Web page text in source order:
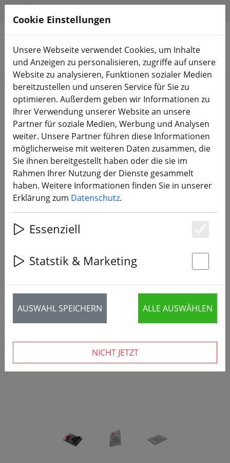
Produkte suchen
Start Bauteile Zubehör
SpeedyBee BT Nano 3 Wireless FC
Modul
‹ ›
17% SPAREN
Cookie Einstellungen
Unsere Webseite verwendet Cookies, um Inhalte
und Anzeigen zu personalisieren, zugriffe auf unsere
Website zu analysieren, Funktionen sozialer Medien
bereitzustellen und unseren Service für Sie zu
optimieren. Außerdem geben wir Informationen zu
Ihrer Verwendung unserer Website an unsere
Partner für soziale Medien, Werbung und Analysen
weiter. Unsere Partner führen diese Informationen
möglicherweise mit weiteren Daten zusammen, die
Sie ihnen bereitgestellt haben oder die sie im
Rahmen Ihrer Nutzung der Dienste gesammelt
haben. Weitere Informationen finden Sie in unserer
Erklärung zum Datenschutz.
Essenziell
Statstik & Marketing
AUSWAHL SPEICHERN ALLE AUSWÄHLEN
NICHT JETZT